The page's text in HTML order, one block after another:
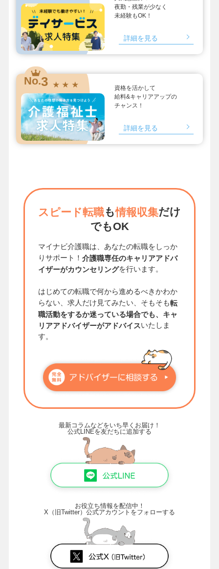
夜勤・残業が少なく
未経験もOK！
詳細を見る
No.3 ★ ★ ★
資格を活かして
給料&キャリアアップの
チャンス！
詳細を見る
スピード転職も情報収集だけ
でもOK
マイナビ介護職は、あなたの転職をしっか
りサポート！ 介護職専任のキャリアアドバ
イザーがカウンセリングを行います。
はじめての転職で何から進めるべきかわか
らない、求人だけ見てみたい、そもそも転
職活動をするか迷っている場合でも、キャ
リアアドバイザーがアドバイスいたしま
す。
最新コラムなどをいち早くお届け！
公式LINEを友だちに追加する
お役立ち情報を配信中！
X（旧Twitter）公式アカウントをフォローする